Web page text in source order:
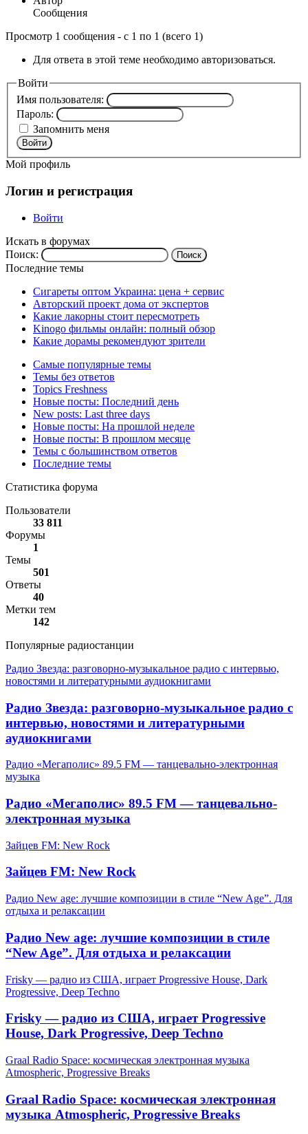
Сообщения
Просмотр 1 сообщения - с 1 по 1 (всего 1)
Для ответа в этой теме необходимо авторизоваться.
Войти
Имя пользователя:
Пароль:
Запомнить меня
Войти
Мой профиль
Логин и регистрация
Войти
Искать в форумах
Поиск:
Последние темы
Сигареты оптом Украина: цена + сервис
Авторский проект дома от экспертов
Какие лакорны стоит пересмотреть
Kinogo фильмы онлайн: полный обзор
Какие дорамы рекомендуют зрители
Самые популярные темы
Темы без ответов
Topics Freshness
Новые посты: Последний день
New posts: Last three days
Новые посты: На прошлой неделе
Новые посты: В прошлом месяце
Темы с большинством ответов
Последние темы
Статистика форума
Пользователи
33 811
Форумы
1
Темы
501
Ответы
40
Метки тем
142
Популярные радиостанции
Радио Звезда: разговорно-музыкальное радио с интервью,
новостями и литературными аудиокнигами
Радио Звезда: разговорно-музыкальное радио с
интервью, новостями и литературными
аудиокнигами
Радио «Мегаполис» 89.5 FM — танцевально-электронная
музыка
Радио «Мегаполис» 89.5 FM — танцевально-
электронная музыка
Зайцев FM: New Rock
Зайцев FM: New Rock
Радио New age: лучшие композиции в стиле “New Age”. Для
отдыха и релаксации
Радио New age: лучшие композиции в стиле
“New Age”. Для отдыха и релаксации
Frisky — радио из США, играет Progressive House, Dark
Progressive, Deep Techno
Frisky — радио из США, играет Progressive
House, Dark Progressive, Deep Techno
Graal Radio Space: космическая электронная музыка
Atmospheric, Progressive Breaks
Graal Radio Space: космическая электронная
музыка Atmospheric, Progressive Breaks